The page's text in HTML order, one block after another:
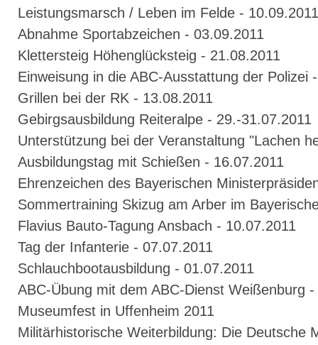
Leistungsmarsch / Leben im Felde - 10.09.2011
Abnahme Sportabzeichen - 03.09.2011
Klettersteig Höhenglücksteig - 21.08.2011
Einweisung in die ABC-Ausstattung der Polizei
Grillen bei der RK - 13.08.2011
Gebirgsausbildung Reiteralpe - 29.-31.07.2011
Unterstützung bei der Veranstaltung "Lachen
Ausbildungstag mit Schießen - 16.07.2011
Ehrenzeichen des Bayerischen
Sommertraining Skizug am Arber im
Flavius Bauto-Tagung Ansbach - 10.07.2011
Tag der Infanterie - 07.07.2011
Schlauchbootausbildung - 01.07.2011
ABC-Übung mit dem ABC-Dienst Weißenburg
Museumfest in Uffenheim 2011
Militärhistorische Weiterbildung: Die Deutsche